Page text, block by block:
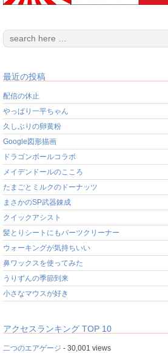
最近の投稿
配信の休止
やっぱり一平ちゃん
久しぶりの卵黄粉
Google図形描画
ドラゴンボールコラボ
メイデンドールのこころ
たまごとミルクのドーナッツ
まさかのSP武器錬成
クイックアシスト
髪とりシートにもパーツクリーナー
ウォーキングが気持ちいい
鼻ワックスを使ってみた
うりずんの季節到来
小さなマウスが好き
アクセスランキング TOP 10
二つのエアゲージ - 30,001 views